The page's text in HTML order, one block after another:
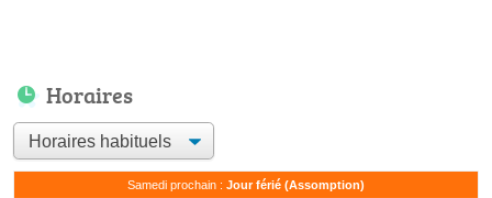
Horaires
Samedi prochain : Jour férié (Assomption)